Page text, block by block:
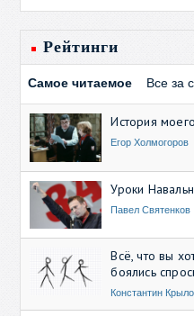
Рейтинги
Самое читаемое Все за
История
Егор Холмогоров
Уроки
Павел Святенков
Всё, что вы
боялись
Константин